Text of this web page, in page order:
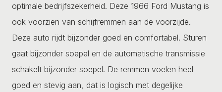
optimale bedrijfszekerheid. Deze 1966 Ford Mustang is
ook voorzien van schijfremmen aan de voorzijde.
Deze auto rijdt bijzonder goed en comfortabel. Sturen
gaat bijzonder soepel en de automatische transmissie
schakelt bijzonder soepel. De remmen voelen heel
goed en stevig aan, dat is logisch met degelijke